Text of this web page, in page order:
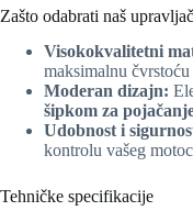
Zašto odabrati naš
Visokokvalitetni
maksimalnu
Moderan dizajn:
šipkom za
Udobnost i
kontrolu vašeg
Tehničke specifikacije